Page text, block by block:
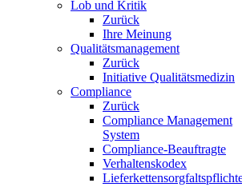
Lob und Kritik
Zurück
Ihre Meinung
Qualitätsmanagement
Zurück
Initiative Qualitätsmedizin
Compliance
Zurück
Compliance Management
System
Compliance-Beauftragte
Verhaltenskodex